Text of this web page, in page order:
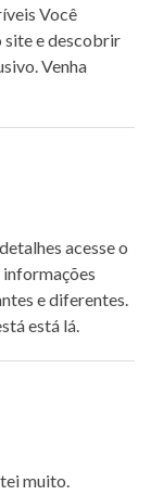
Você
site e descobrir
Venha
acesse o
informações
e diferentes.
está lá.
muito.